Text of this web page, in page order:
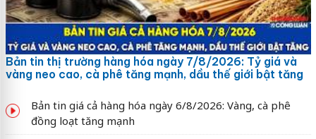
Bản tin thị trường hàng hóa ngày 7/8/2026: Tỷ giá và
vàng neo cao, cà phê tăng mạnh, dầu thế giới bật tăng
Bản tin giá cả hàng hóa ngày 6/8/2026: Vàng, cà phê
đồng loạt tăng mạnh